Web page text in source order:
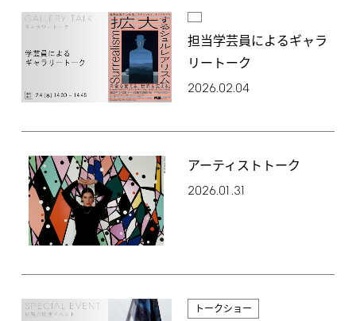
担当学芸員によるギャラ
リートーク
2026.02.04
アーティストトーク
2026.01.31
トークショー